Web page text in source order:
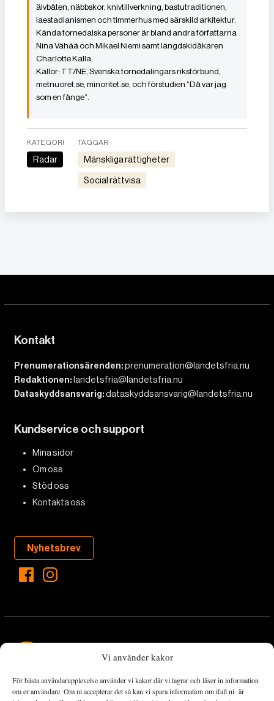
Vi använder kakor
För bästa användarupplevelse använder vi kakor där vi lagrar och läser in information
om er användare. Om ni accepterar det så kan vi spara information om ifall ni är
älvbåten, näbbskor, knivtillverkning, bastutraditionen,
laestadianismen och timmerhus med särskild arkitektur.
Kända tornedalska personer är bland andra författarna
Nina Vähää och Mikael Niemi samt längdskidåkaren
Charlotte Kalla.
Källor: TT/NE, Svenska tornedalingars riksförbund,
metnuoret.se, minoritet.se, och förstudien ”Då var jag
som en fånge”.
KATEGORI
Radar
TAGGAR
Mänskliga rättigheter
Social rättvisa
Kontakt
Prenumerationsärenden:prenumeration@landetsfria.nu
Redaktionen: landetsfria@landetsfria.nu
Dataskyddsansvarig:dataskyddsansvarig@landetsfria.nu
Kundservice och support
Mina sidor
Om oss
Stöd oss
Kontakta oss
Nyhetsbrev
Landets Fria Tidning är en nyhetstidning med bred bevakning av